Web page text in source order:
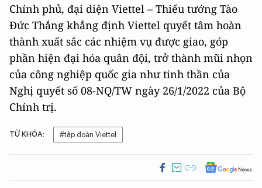
Chính phủ, đại diện Viettel – Thiếu tướng Tào
Đức Thắng khẳng định Viettel quyết tâm hoàn
thành xuất sắc các nhiệm vụ được giao, góp
phần hiện đại hóa quân đội, trở thành mũi nhọn
của công nghiệp quốc gia như tinh thần của
Nghị quyết số 08-NQ/TW ngày 26/1/2022 của Bộ
Chính trị.
TỪ KHÓA: #tập đoàn Viettel